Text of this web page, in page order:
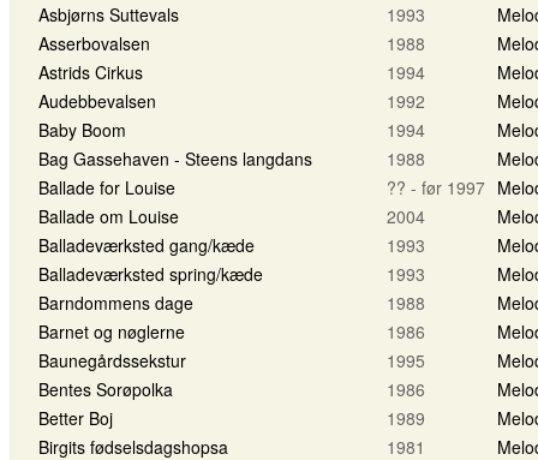
Asbjørns Suttevals
1993
Asserbovalsen
1988
Astrids Cirkus
1994
Audebbevalsen
1992
Baby Boom
1994
Bag Gassehaven - Steens langdans
1988
Ballade for Louise
?? - før 1997
Ballade om Louise
2004
Balladeværksted gang/kæde
1993
Balladeværksted spring/kæde
1993
Barndommens dage
1988
Barnet og nøglerne
1986
Baunegårdssekstur
1995
Bentes Sorøpolka
1986
Better Boj
1989
Birgits fødselsdagshopsa
1981